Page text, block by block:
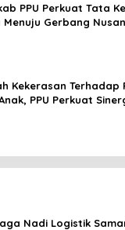
PPU Perkuat Tata
Menuju Gerbang
Kekerasan Terhadap
PPU Perkuat
Nadi Logistik